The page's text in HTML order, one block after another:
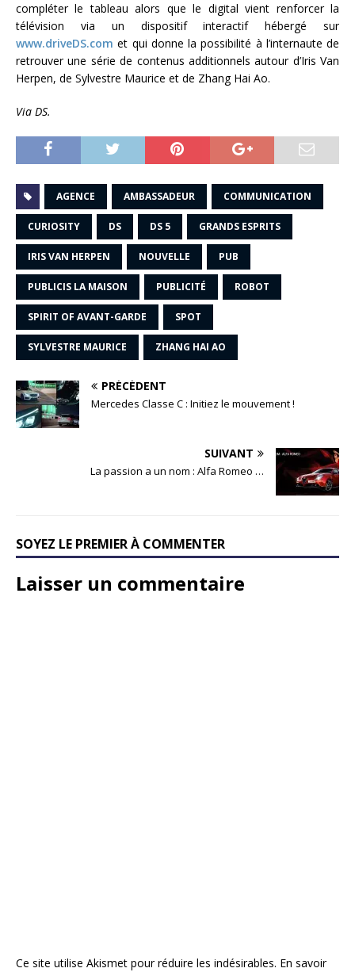
compléter le tableau alors que le digital vient renforcer la
télévision via un dispositif interactif hébergé sur
www.driveDS.com et qui donne la possibilité à l’internaute de
retrouver une série de contenus additionnels autour d’Iris Van
Herpen, de Sylvestre Maurice et de Zhang Hai Ao.
Via DS.
AGENCE AMBASSADEUR COMMUNICATION
CURIOSITY DS DS 5 GRANDS ESPRITS
IRIS VAN HERPEN NOUVELLE PUB
PUBLICIS LA MAISON PUBLICITÉ ROBOT
SPIRIT OF AVANT-GARDE SPOT
SYLVESTRE MAURICE ZHANG HAI AO
PRÉCÉDENT
Mercedes Classe C : Initiez le mouvement !
SUIVANT
La passion a un nom : Alfa Romeo …
SOYEZ LE PREMIER À COMMENTER
Laisser un commentaire
Ce site utilise Akismet pour réduire les indésirables. En savoir